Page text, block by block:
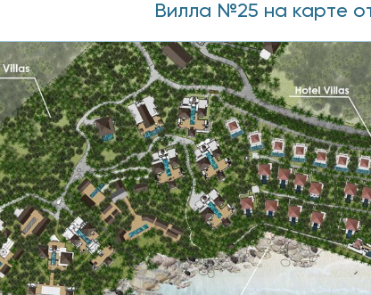
Вилла №25 на карте